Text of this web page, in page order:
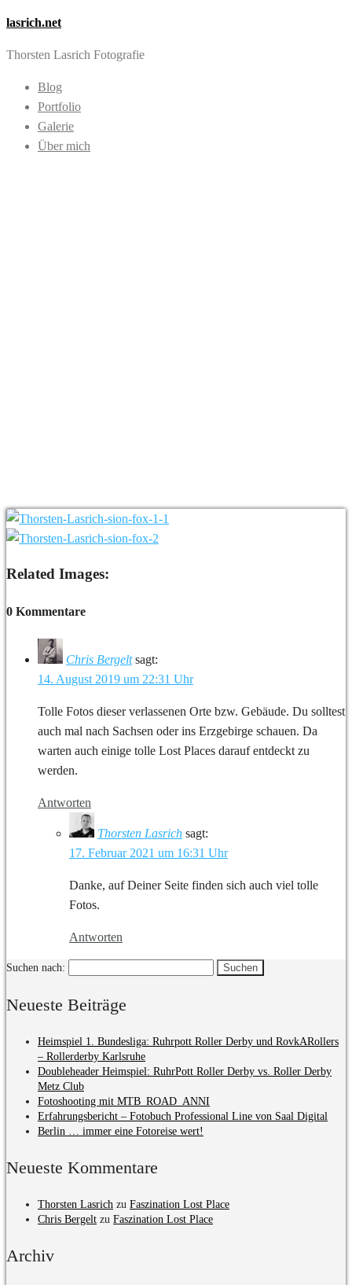
lasrich.net
Thorsten Lasrich Fotografie
Blog
Portfolio
Galerie
Über mich
Related Images:
0 Kommentare
Chris Bergelt sagt:
14. August 2019 um 22:31 Uhr
Tolle Fotos dieser verlassenen Orte bzw. Gebäude. Du solltest
auch mal nach Sachsen oder ins Erzgebirge schauen. Da
warten auch einige tolle Lost Places darauf entdeckt zu
werden.
Antworten
Thorsten Lasrich sagt:
17. Februar 2021 um 16:31 Uhr
Danke, auf Deiner Seite finden sich auch viel tolle
Fotos.
Antworten
Suchen nach:
Neueste Beiträge
Heimspiel 1. Bundesliga: Ruhrpott Roller Derby und RovkARollers
– Rollerderby Karlsruhe
Doubleheader Heimspiel: RuhrPott Roller Derby vs. Roller Derby
Metz Club
Fotoshooting mit MTB_ROAD_ANNI
Erfahrungsbericht – Fotobuch Professional Line von Saal Digital
Berlin … immer eine Fotoreise wert!
Neueste Kommentare
Thorsten Lasrich zu Faszination Lost Place
Chris Bergelt zu Faszination Lost Place
Archiv